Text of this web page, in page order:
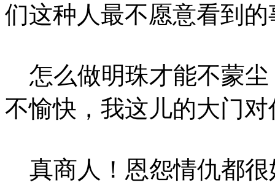
们这种人最不愿意看到的
怎么做明珠才能不蒙尘
不愉快，我这儿的大门
真商人！恩怨情仇都很